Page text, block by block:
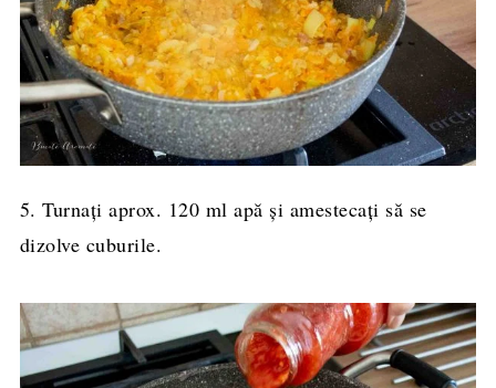
5. Turnați aprox. 120 ml apă și amestecați să se
dizolve cuburile.